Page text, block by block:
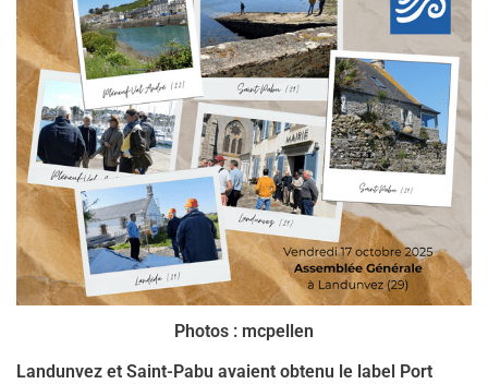
Photos : mcpellen
Landunvez et Saint-Pabu avaient obtenu le label Port